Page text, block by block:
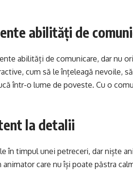
abilități de
abilități de comunicare, dar nu
cum să le înțeleagă nevoile,
într-o lume de poveste. Cu o
la detalii
în timpul unei petreceri, dar niște
animator care nu își poate păstra